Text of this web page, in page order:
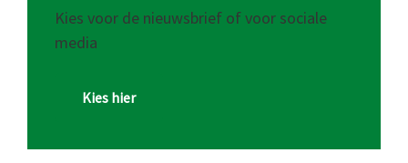
Kies voor de nieuwsbrief of voor sociale
media
Kies hier